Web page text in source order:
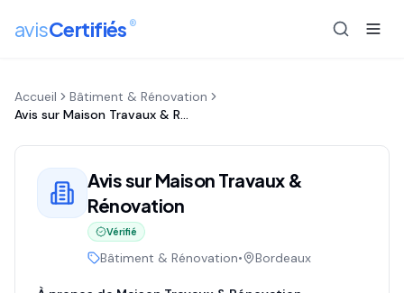
avisCertifiés ®
Accueil
Bâtiment & Rénovation
Avis sur Maison Travaux & Rénovation
Avis sur Maison Travaux &
Rénovation
Vérifié
Bâtiment & Rénovation• Bordeaux